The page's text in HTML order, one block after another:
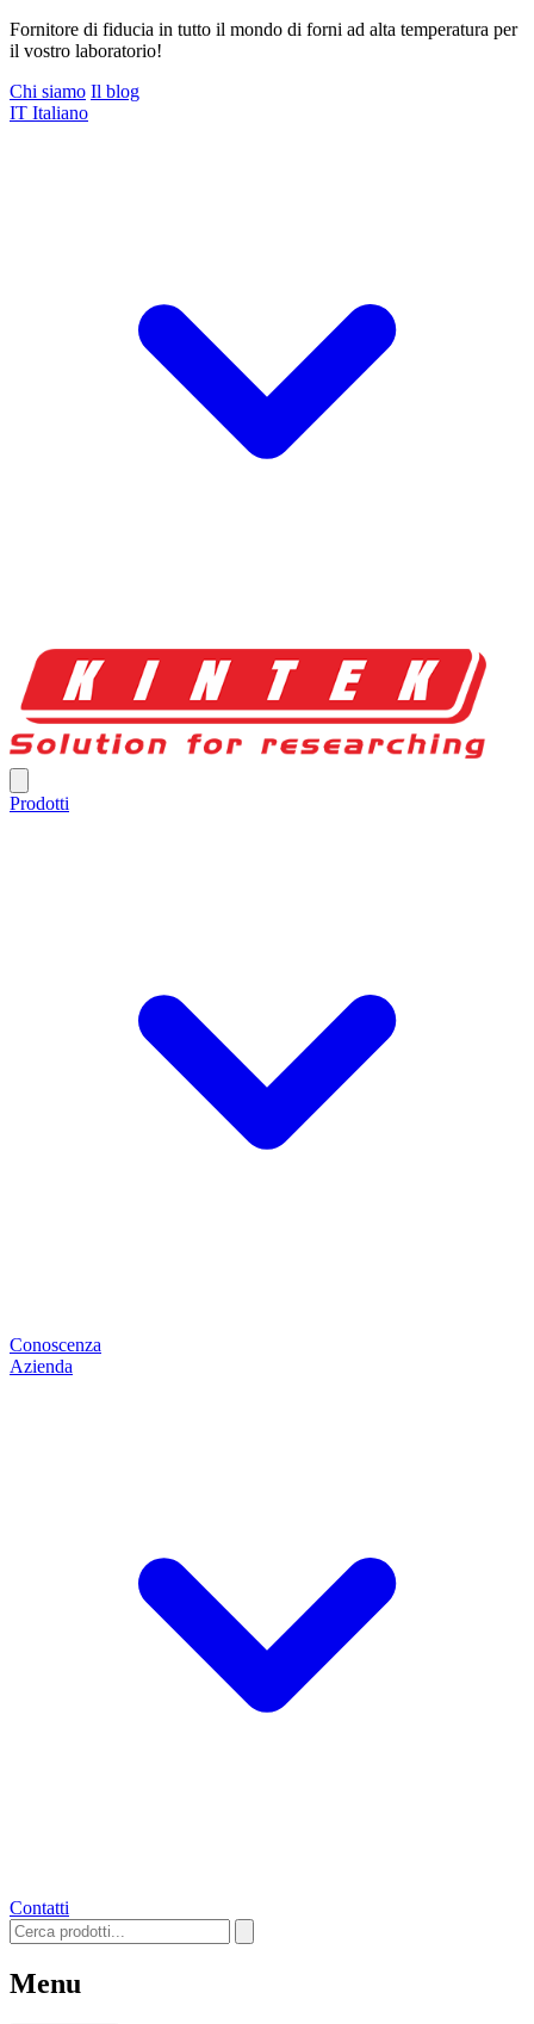
Fornitore di fiducia in tutto il mondo di forni ad alta temperatura per
il vostro laboratorio!
Chi siamo Il blog
IT Italiano
Prodotti
Conoscenza
Azienda
Contatti
Menu